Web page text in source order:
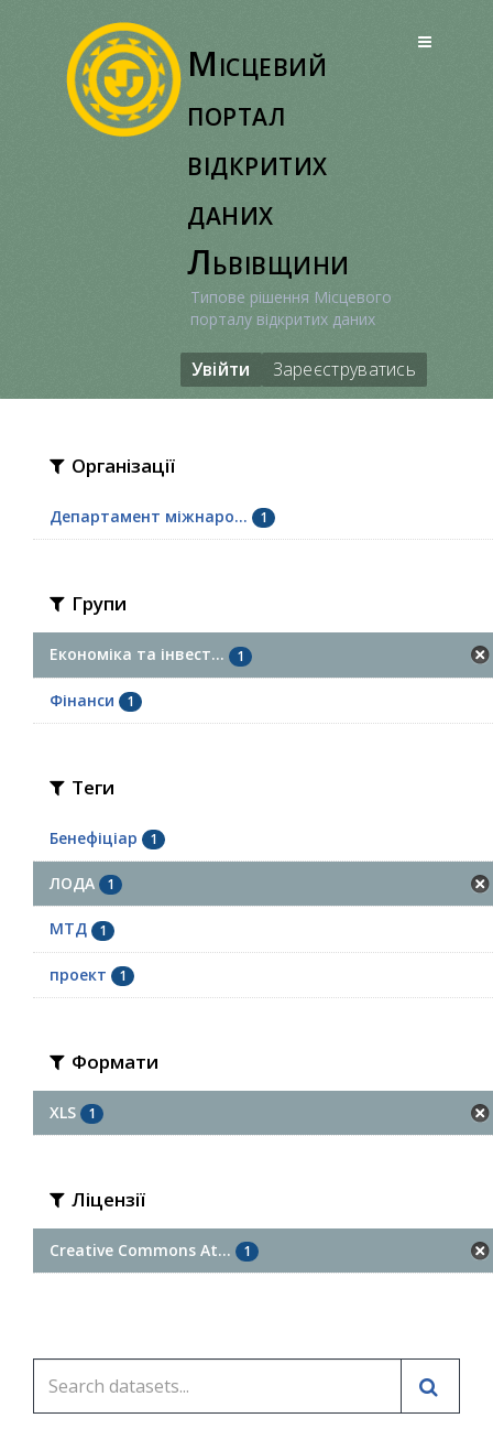
Місцевий
портал
відкритих
даних
Львівщини
Типове рішення Місцевого
порталу відкритих даних
Увійти Зареєструватись
Організації
Департамент міжнаро... 1
Групи
Економіка та інвест... 1
Фінанси 1
Теги
Бенефіціар 1
ЛОДА 1
МТД 1
проект 1
Формати
XLS 1
Ліцензії
Creative Commons At... 1